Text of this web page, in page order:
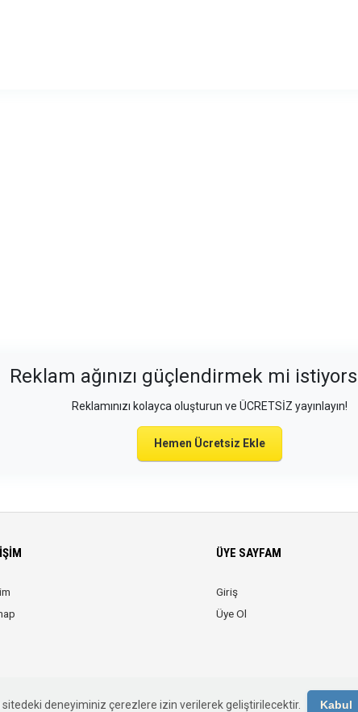
Reklam ağınızı güçlendirmek mi
Reklamınızı kolayca oluşturun ve ÜCRETSİZ yayınlayın!
Hemen Ücretsiz Ekle
ÜYE SAYFAM
Giriş
Üye Ol
sitedeki deneyiminiz çerezlere izin verilerek geliştirilecektir. Kabul